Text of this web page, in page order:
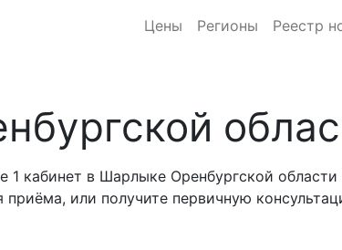
Цены Регионы Реестр
кабинет в Шарлыке Оренбургской области
или получите первичную